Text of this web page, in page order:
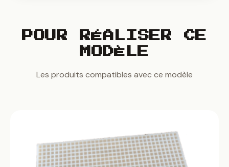
POUR RÉALISER CE
MODÈLE
Les produits compatibles avec ce modèle